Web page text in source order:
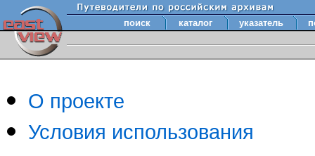
поиск каталог указатель
О проекте
Условия использования